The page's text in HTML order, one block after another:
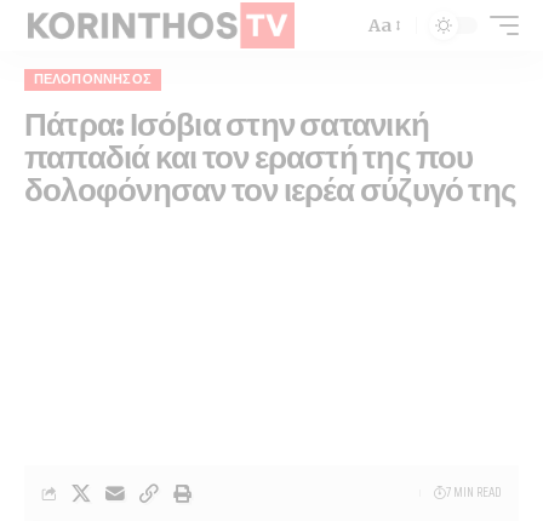
Aa
ΠΕΛΟΠΌΝΝΗΣΟΣ
Πάτρα: Ισόβια στην σατανική
παπαδιά και τον εραστή της που
δολοφόνησαν τον ιερέα σύζυγό της
7 MIN READ